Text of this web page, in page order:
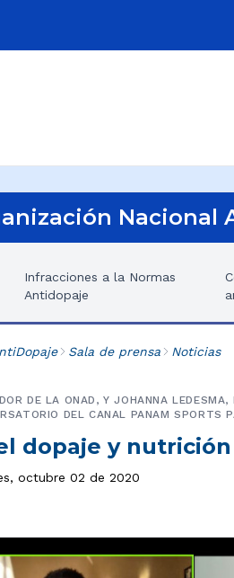
Nacional
Infracciones a la Normas
Antidopaje
Sala de prensa Noticias
dopaje y
DE LA ONAD, Y JOHANNA
DEL CANAL PANAM SPORTS
octubre 02 de 2020